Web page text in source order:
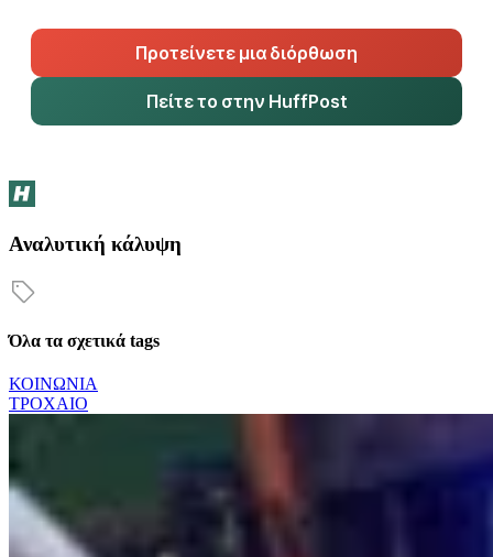
Προτείνετε μια διόρθωση
Πείτε το στην HuffPost
Αναλυτική κάλυψη
Όλα τα σχετικά tags
ΚΟΙΝΩΝΙΑ
ΤΡΟΧΑΙΟ